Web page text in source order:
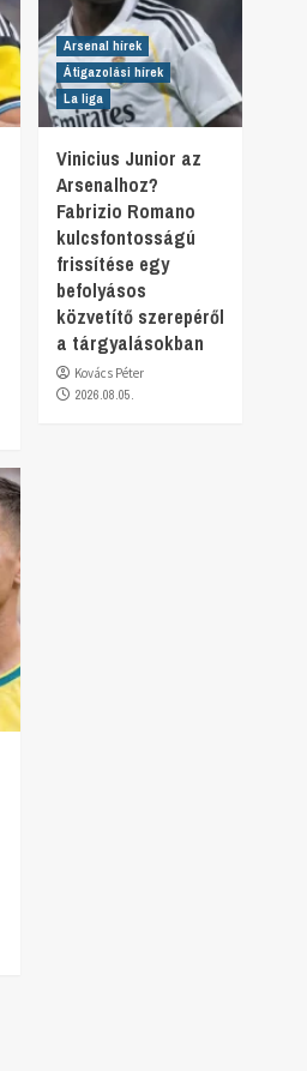
Arsenal hírek
Átigazolási hírek
La liga
Vinicius Junior az
Arsenalhoz?
Fabrizio Romano
kulcsfontosságú
frissítése egy
befolyásos
közvetítő szerepéről
a tárgyalásokban
Kovács Péter
2026.08.05.